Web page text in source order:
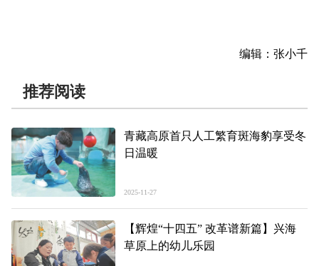
编辑：张小千
推荐阅读
青藏高原首只人工繁育斑海豹享受冬
日温暖
2025-11-27
【辉煌“十四五” 改革谱新篇】兴海
草原上的幼儿乐园